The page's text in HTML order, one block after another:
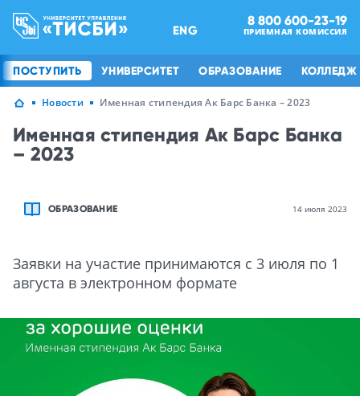
ENG
8 800 600-23-19
ПРИЕМНАЯ КОМИССИЯ
ПОСТУПИТЬ УНИВЕРСИТЕТ ОБРАЗОВАНИЕ КОЛЛЕДЖ
Новости Именная стипендия Ак Барс Банка – 2023
Именная стипендия Ак Барс Банка
– 2023
ОБРАЗОВАНИЕ 14 июля 2023
Заявки на участие принимаются с 3 июля по 1
августа в электронном формате